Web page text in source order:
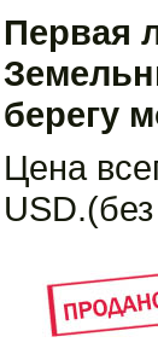
Первая
берегу
Цена